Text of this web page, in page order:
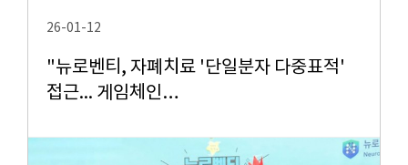
26-01-12
"뉴로벤티, 자폐치료 '단일분자 다중표적'
접근... 게임체인…